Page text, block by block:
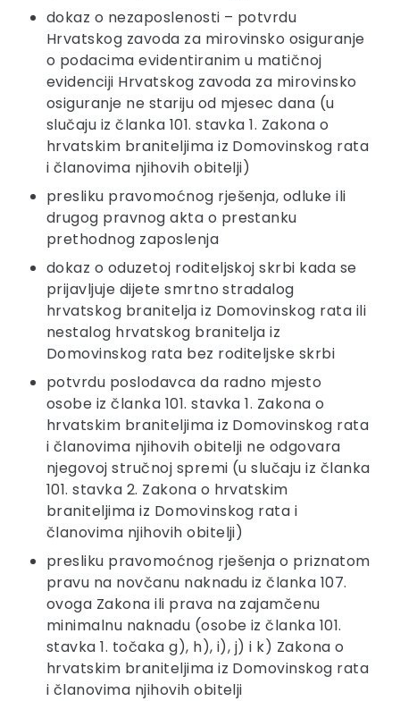
dokaz o nezaposlenosti – potvrdu
Hrvatskog zavoda za mirovinsko osiguranje
o podacima evidentiranim u matičnoj
evidenciji Hrvatskog zavoda za mirovinsko
osiguranje ne stariju od mjesec dana (u
slučaju iz članka 101. stavka 1. Zakona o
hrvatskim braniteljima iz Domovinskog rata
i članovima njihovih obitelji)
presliku pravomoćnog rješenja, odluke ili
drugog pravnog akta o prestanku
prethodnog zaposlenja
dokaz o oduzetoj roditeljskoj skrbi kada se
prijavljuje dijete smrtno stradalog
hrvatskog branitelja iz Domovinskog rata ili
nestalog hrvatskog branitelja iz
Domovinskog rata bez roditeljske skrbi
potvrdu poslodavca da radno mjesto
osobe iz članka 101. stavka 1. Zakona o
hrvatskim braniteljima iz Domovinskog rata
i članovima njihovih obitelji ne odgovara
njegovoj stručnoj spremi (u slučaju iz članka
101. stavka 2. Zakona o hrvatskim
braniteljima iz Domovinskog rata i
članovima njihovih obitelji)
presliku pravomoćnog rješenja o priznatom
pravu na novčanu naknadu iz članka 107.
ovoga Zakona ili prava na zajamčenu
minimalnu naknadu (osobe iz članka 101.
stavka 1. točaka g), h), i), j) i k) Zakona o
hrvatskim braniteljima iz Domovinskog rata
i članovima njihovih obitelji